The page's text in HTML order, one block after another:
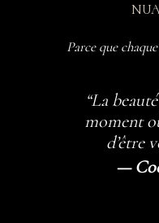
Parce que
“La
moment
d’être
—